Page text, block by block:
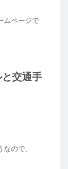
ムページで
交通手
ので、